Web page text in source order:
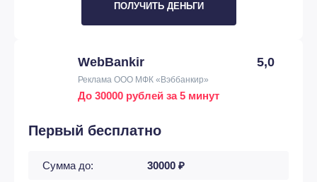
ПОЛУЧИТЬ ДЕНЬГИ
WebBankir 5,0
Реклама ООО МФК «Вэббанкир»
До 30000 рублей за 5 минут
Первый бесплатно
Сумма до: 30000 ₽